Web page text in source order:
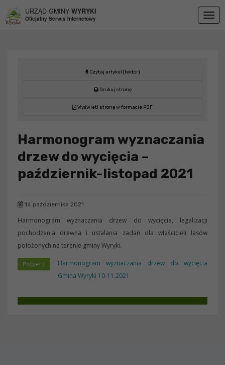
URZĄD GMINY WYRYKI
Oficjalny Serwis Internetowy
Czytaj artykuł (lektor)
Drukuj stronę
Wyświetl stronę w formacie PDF
Harmonogram wyznaczania
drzew do wycięcia –
październik-listopad 2021
14 października 2021
Harmonogram wyznaczania drzew do wycięcia, legalizacji
pochodzenia drewna i ustalania zadań dla właścicieli lasów
położonych na terenie gminy Wyryki.
Harmonogram wyznaczania drzew do wycięcia
Gmina Wyryki 10-11.2021